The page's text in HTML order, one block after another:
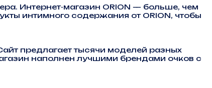
Интернет-магазин ORION — больше, чем
интимного содержания от ORION, чтобы
предлагает тысячи моделей разных
наполнен лучшими брендами очков с